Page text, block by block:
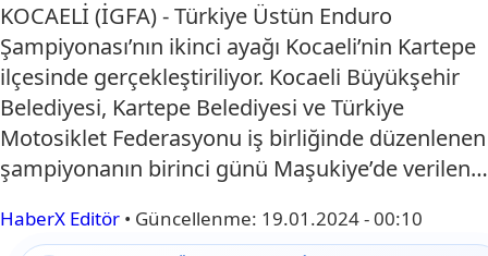
KOCAELİ (İGFA) - Türkiye Üstün Enduro
Şampiyonası’nın ikinci ayağı Kocaeli’nin Kartepe
ilçesinde gerçekleştiriliyor. Kocaeli Büyükşehir
Belediyesi, Kartepe Belediyesi ve Türkiye
Motosiklet Federasyonu iş birliğinde düzenlenen
şampiyonanın birinci günü Maşukiye’de verilen…
HaberX Editör • Güncellenme: 19.01.2024 - 00:10